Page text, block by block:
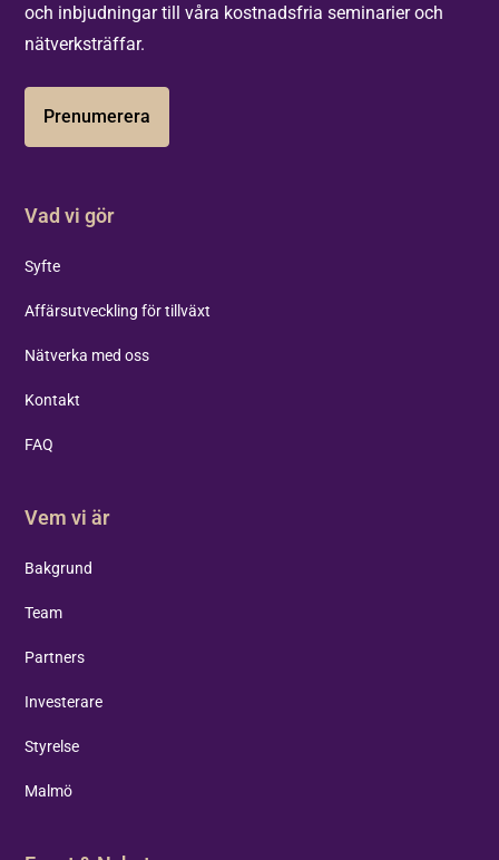
och inbjudningar till våra kostnadsfria seminarier och
nätverksträffar.
Prenumerera
Vad vi gör
Syfte
Affärsutveckling för tillväxt
Nätverka med oss
Kontakt
FAQ
Vem vi är
Bakgrund
Team
Partners
Investerare
Styrelse
Malmö